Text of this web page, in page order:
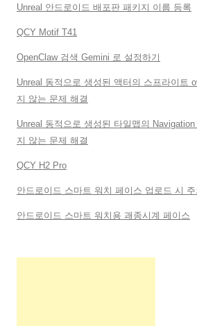
Unreal 안드로이드 배포판 패키지 이름 등록
QCY Motif T41
OpenClaw 검색 Gemini 로 설정하기
Unreal 동적으로 생성된 액터의 스프라이트
지 않는 문제 해결
Unreal 동적으로 생성된 타일맵의
지 않는 문제 해결
QCY H2 Pro
안드로이드 스마트 워치 페이스 업로드 시
안드로이드 스마트 워치용 괘종시계 페이스